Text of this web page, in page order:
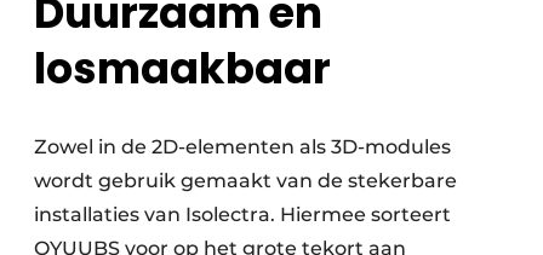
Duurzaam en
losmaakbaar
Zowel in de 2D-elementen als 3D-modules
wordt gebruik gemaakt van de stekerbare
installaties van Isolectra. Hiermee sorteert
QYUUBS voor op het grote tekort aan